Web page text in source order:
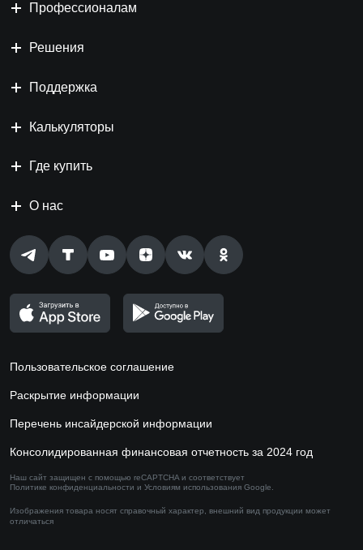
Профессионалам
Решения
Поддержка
Калькуляторы
Где купить
О нас
Пользовательское соглашение
Раскрытие информации
Перечень инсайдерской информации
Консолидированная финансовая отчетность за 2024 год
Наш сайт защищен с помощью reCAPTCHA и соответствует
Политике конфиденциальности и Условиям использования Google.
Изображения товара носят справочный характер, внешний вид продукции может
отличаться